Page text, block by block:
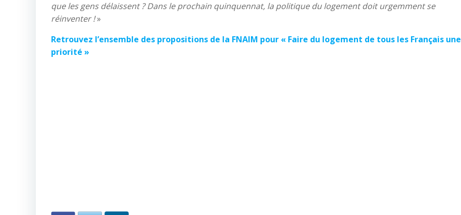
que les gens délaissent ? Dans le prochain quinquennat, la politique du logement doit urgemment se
réinventer !»
Retrouvez l’ensemble des propositions de la FNAIM pour « Faire du logement de tous les Français une
priorité »